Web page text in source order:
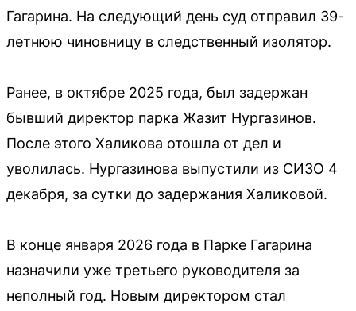
Гагарина. На следующий день суд отправил 39-
летнюю чиновницу в следственный изолятор.
Ранее, в октябре 2025 года, был задержан
бывший директор парка Жазит Нургазинов.
После этого Халикова отошла от дел и
уволилась. Нургазинова выпустили из СИЗО 4
декабря, за сутки до задержания Халиковой.
В конце января 2026 года в Парке Гагарина
назначили уже третьего руководителя за
неполный год. Новым директором стал